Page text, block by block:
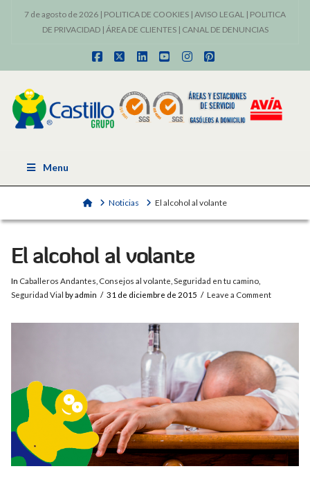
7 de agosto de 2026 | POLITICA DE COOKIES | AVISO LEGAL | POLITICA
DE PRIVACIDAD| ÁREA DE CLIENTES| CANAL DE DENUNCIAS
Facebook
X LinkedInYouTubeInstagram
Pinterest
Menu
HomeNoticias El alcohol al volante
El alcohol al volante
In Caballeros Andantes Consejos al volante Seguridad en tu camino,
Seguridad Vial
by admin 31 de diciembre de 2015 Leave a Comment